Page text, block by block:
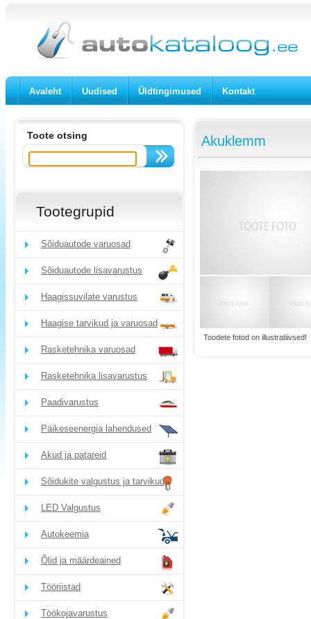
Avaleht Uudised Üldtingimused Kontakt
Toote otsing
Tootegrupid
Sõiduautode varuosad
Sõiduautode lisavarustus
Haagissuvilate varustus
Haagise tarvikud ja varuosad
Rasketehnika varuosad
Rasketehnika lisavarustus
Paadivarustus
Päikeseenergia lahendused
Akud ja patareid
Sõidukite valgustus ja tarvikud
LED Valgustus
Autokeemia
Õlid ja määrdeained
Tööriistad
Töökojavarustus
Akuklemm
Toodete fotod on illustratiivsed!